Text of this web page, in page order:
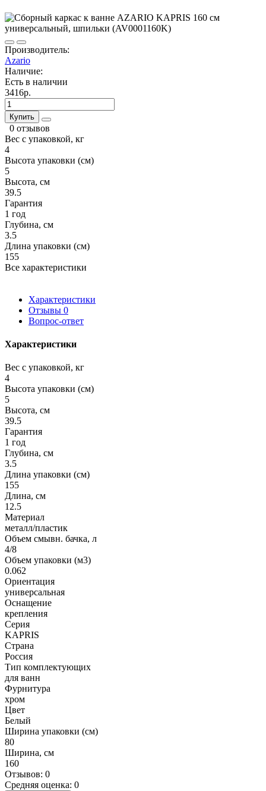
Производитель:
Azario
Наличие:
Есть в наличии
3416р.
Купить
0 отзывов
Вес с упаковкой, кг
4
Высота упаковки (см)
5
Высота, см
39.5
Гарантия
1 год
Глубина, см
3.5
Длина упаковки (см)
155
Все характеристики
Характеристики
Отзывы 0
Вопрос-ответ
Характеристики
Вес с упаковкой, кг
4
Высота упаковки (см)
5
Высота, см
39.5
Гарантия
1 год
Глубина, см
3.5
Длина упаковки (см)
155
Длина, см
12.5
Материал
металл/пластик
Объем смывн. бачка, л
4/8
Объем упаковки (м3)
0.062
Ориентация
универсальная
Оснащение
крепления
Серия
KAPRIS
Страна
Россия
Тип комплектующих
для ванн
Фурнитура
хром
Цвет
Белый
Ширина упаковки (см)
80
Ширина, см
160
Отзывов: 0
Средняя оценка: 0